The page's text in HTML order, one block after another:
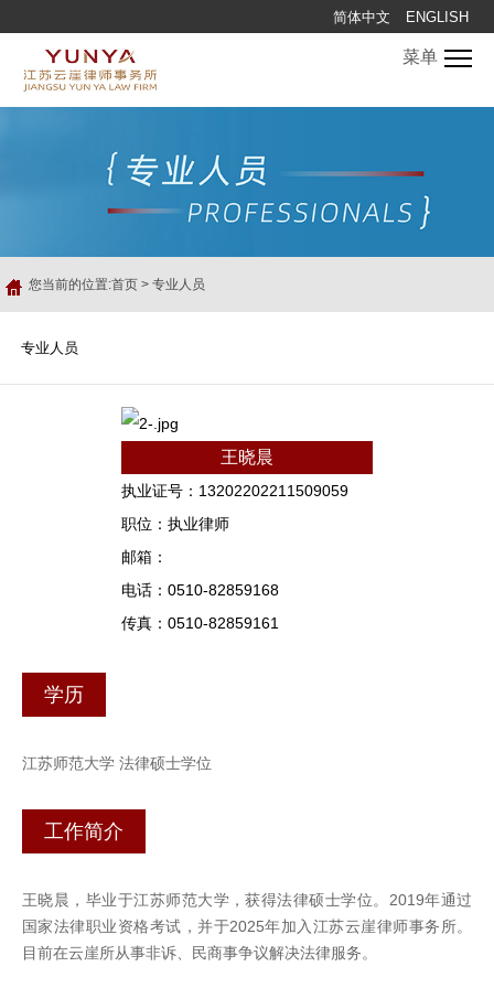
简体中文 ENGLISH
菜单
您当前的位置:首页 > 专业人员
专业人员
王晓晨
执业证号：13202202211509059
职位：执业律师
邮箱：
电话：0510-82859168
传真：0510-82859161
学历
江苏师范大学 法律硕士学位
工作简介
王晓晨，毕业于江苏师范大学，获得法律硕士学位。2019年通过
国家法律职业资格考试，并于2025年加入江苏云崖律师事务所。
目前在云崖所从事非诉、民商事争议解决法律服务。